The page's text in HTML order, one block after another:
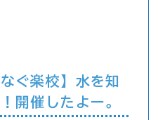
ぐ楽校】水を知
開催したよー。